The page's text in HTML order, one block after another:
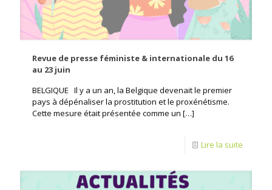
Revue de presse féministe & internationale du 16
au 23 juin
BELGIQUE Il y a un an, la Belgique devenait le premier
pays à dépénaliser la prostitution et le proxénétisme.
Cette mesure était présentée comme un […]
Lire la suite